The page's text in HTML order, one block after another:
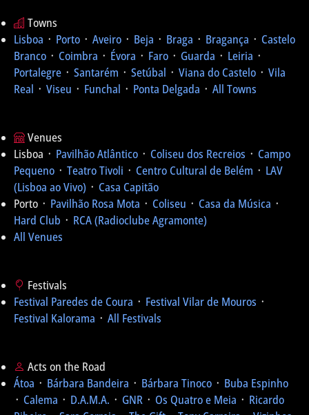
Towns
Lisboa ᛫ Porto ᛫ Aveiro ᛫ Beja ᛫ Braga ᛫ Bragança ᛫ Castelo
Branco ᛫ Coimbra ᛫ Évora ᛫ Faro ᛫ Guarda ᛫ Leiria ᛫
Portalegre ᛫ Santarém ᛫ Setúbal ᛫ Viana do Castelo ᛫ Vila
Real ᛫ Viseu ᛫ Funchal ᛫ Ponta Delgada ᛫ All Towns
Venues
Lisboa ᛫ Pavilhão Atlântico ᛫ Coliseu dos Recreios ᛫ Campo
Pequeno ᛫ Teatro Tivoli ᛫ Centro Cultural de Belém ᛫ LAV
(Lisboa ao Vivo) ᛫ Casa Capitão
Porto ᛫ Pavilhão Rosa Mota ᛫ Coliseu ᛫ Casa da Música ᛫
Hard Club ᛫ RCA (Radioclube Agramonte)
All Venues
Festivals
Festival Paredes de Coura ᛫ Festival Vilar de Mouros ᛫
Festival Kalorama ᛫ All Festivals
Acts on the Road
Átoa ᛫ Bárbara Bandeira ᛫ Bárbara Tinoco ᛫ Buba Espinho
᛫ Calema ᛫ D.A.M.A. ᛫ GNR ᛫ Os Quatro e Meia ᛫ Ricardo